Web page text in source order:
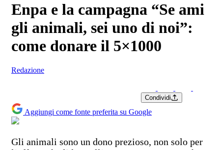
Enpa e la campagna “Se ami
gli animali, sei uno di noi”:
come donare il 5×1000
Redazione
Condividi
Aggiungi come fonte preferita su Google
Gli animali sono un dono prezioso, non solo per